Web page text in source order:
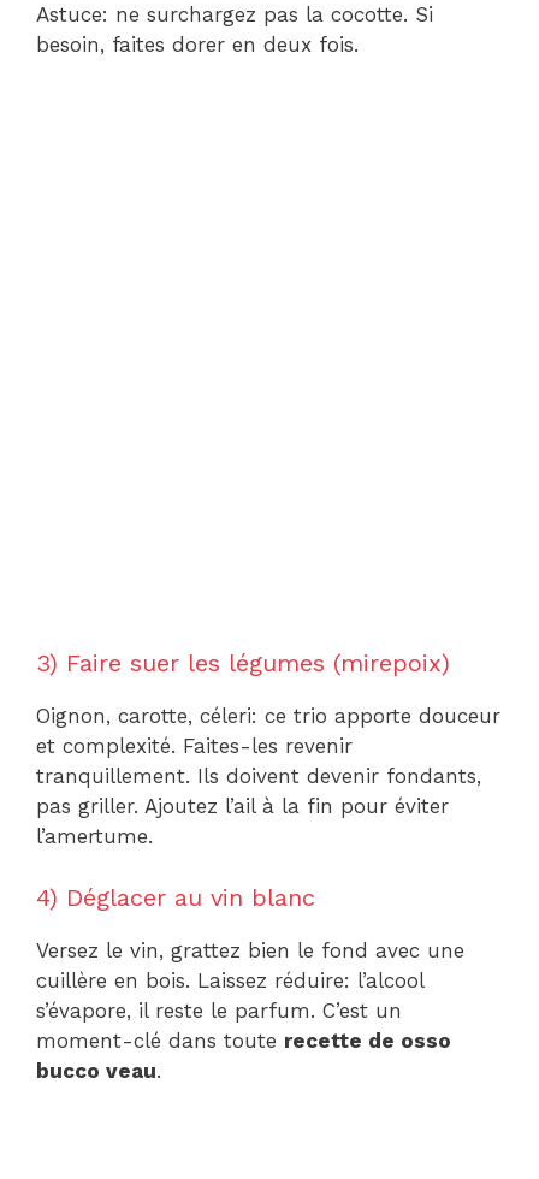
Astuce: ne surchargez pas la cocotte. Si
besoin, faites dorer en deux fois.
3) Faire suer les légumes (mirepoix)
Oignon, carotte, céleri: ce trio apporte douceur
et complexité. Faites-les revenir
tranquillement. Ils doivent devenir fondants,
pas griller. Ajoutez l’ail à la fin pour éviter
l’amertume.
4) Déglacer au vin blanc
Versez le vin, grattez bien le fond avec une
cuillère en bois. Laissez réduire: l’alcool
s’évapore, il reste le parfum. C’est un
moment-clé dans toute recette de osso
bucco veau.